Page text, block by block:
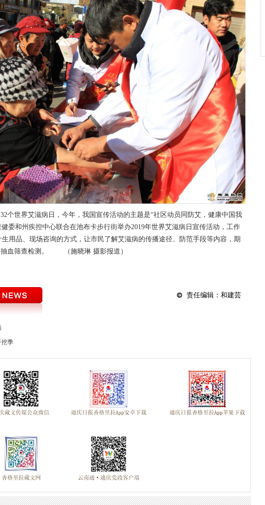
个世界艾滋病日，今年，我国宣传活动的主题是“社区动员同防艾，健康中国我
委和州疾控中心联合在池布卡步行街举办2019年世界艾滋病日宣传活动，工作
用品、现场咨询的方式，让市民了解艾滋病的传播途径、防范手段等内容，期
抽血筛查检测。 （施晓琳 摄影报道）
责任编辑：和建芸
挖季